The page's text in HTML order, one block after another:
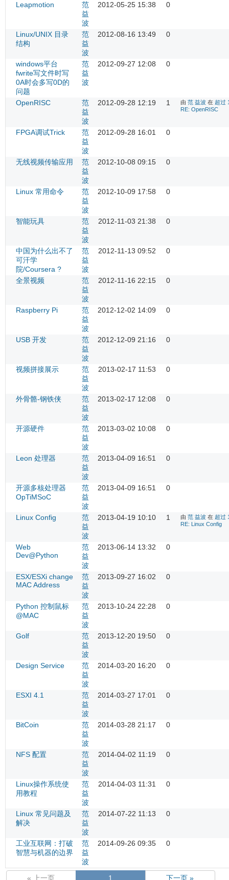
Leapmotion
范
益
波
2012-05-25 15:38 0
Linux/UNIX 目录
结构
范
益
波
2012-08-16 13:49 0
windows平台
fwrite写文件时写
0A时会多写0D的
问题
范
益
波
2012-09-27 12:08 0
OpenRISC
范
益
波
2012-09-28 12:19 1 由 范 益波 在 超过
RE: OpenRISC
FPGA调试Trick
范
益
波
2012-09-28 16:01 0
无线视频传输应用
范
益
波
2012-10-08 09:15 0
Linux 常用命令
范
益
波
2012-10-09 17:58 0
智能玩具
范
益
波
2012-11-03 21:38 0
中国为什么出不了
可汗学
院/Coursera ?
范
益
波
2012-11-13 09:52 0
全景视频
范
益
波
2012-11-16 22:15 0
Raspberry Pi
范
益
波
2012-12-02 14:09 0
USB 开发
范
益
波
2012-12-09 21:16 0
视频拼接展示
范
益
波
2013-02-17 11:53 0
外骨骼-钢铁侠
范
益
波
2013-02-17 12:08 0
开源硬件
范
益
波
2013-03-02 10:08 0
Leon 处理器
范
益
波
2013-04-09 16:51 0
开源多核处理器
OpTiMSoC
范
益
波
2013-04-09 16:51 0
Linux Config
范
益
波
2013-04-19 10:10 1 由 范 益波 在 超过
RE: Linux Config
Web
Dev@Python
范
益
波
2013-06-14 13:32 0
ESX/ESXi change
MAC Address
范
益
波
2013-09-27 16:02 0
Python 控制鼠标
@MAC
范
益
波
2013-10-24 22:28 0
Golf
范
益
波
2013-12-20 19:50 0
Design Service
范
益
波
2014-03-20 16:20 0
ESXI 4.1
范
益
波
2014-03-27 17:01 0
BitCoin
范
益
波
2014-03-28 21:17 0
NFS 配置
范
益
波
2014-04-02 11:19 0
Linux操作系统使
用教程
范
益
波
2014-04-03 11:31 0
Linux 常见问题及
解决
范
益
波
2014-07-22 11:13 0
工业互联网：打破
智慧与机器的边界
范
益
波
2014-09-26 09:35 0
« 上一页 1 下一页 »